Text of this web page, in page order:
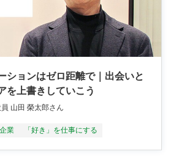
ションはゼロ距離で｜出会いと
を上書きしていこう
山田 榮太郎さん
業 「好き」を仕事にする